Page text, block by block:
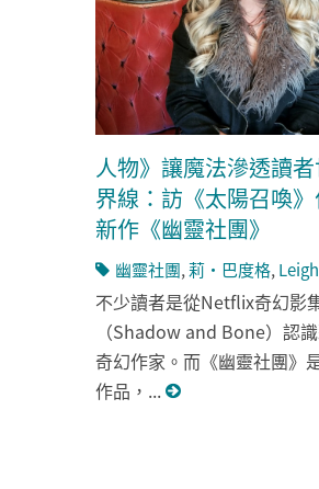
人物》讓魔法滲透讀
界線：訪《太陽召喚
新作《幽靈社團》
幽靈社團,莉・巴度格,
不少讀者是從Netflix奇幻影
（Shadow and Bone）認
奇幻作家。而《幽靈社團》
作品，...